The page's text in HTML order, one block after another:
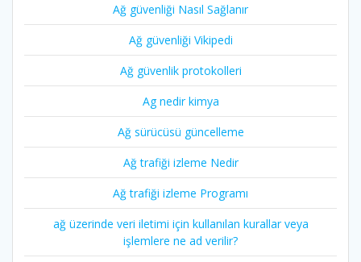
Ağ güvenliği Nasıl Sağlanır
Ağ güvenliği Vikipedi
Ağ güvenlik protokolleri
Ag nedir kimya
Ağ sürücüsü güncelleme
Ağ trafiği izleme Nedir
Ağ trafiği izleme Programı
ağ üzerinde veri iletimi için kullanılan kurallar veya
işlemlere ne ad verilir?